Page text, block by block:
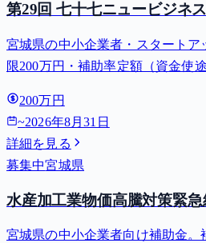
第29回 七十七ニュービジネ
宮城県の中小企業者・スタートア
限200万円・補助率定額（資金使
200万円
~2026年8月31日
詳細を見る
募集中宮城県
水産加工業物価高騰対策緊
宮城県の中小企業者向け補助金。